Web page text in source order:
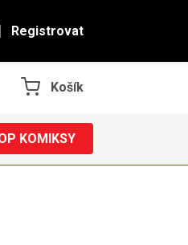
Registrovat
Košík
KOMIKSY